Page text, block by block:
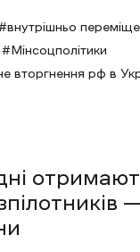
внутрішньо
Мінсоцполітики
вторгнення рф в